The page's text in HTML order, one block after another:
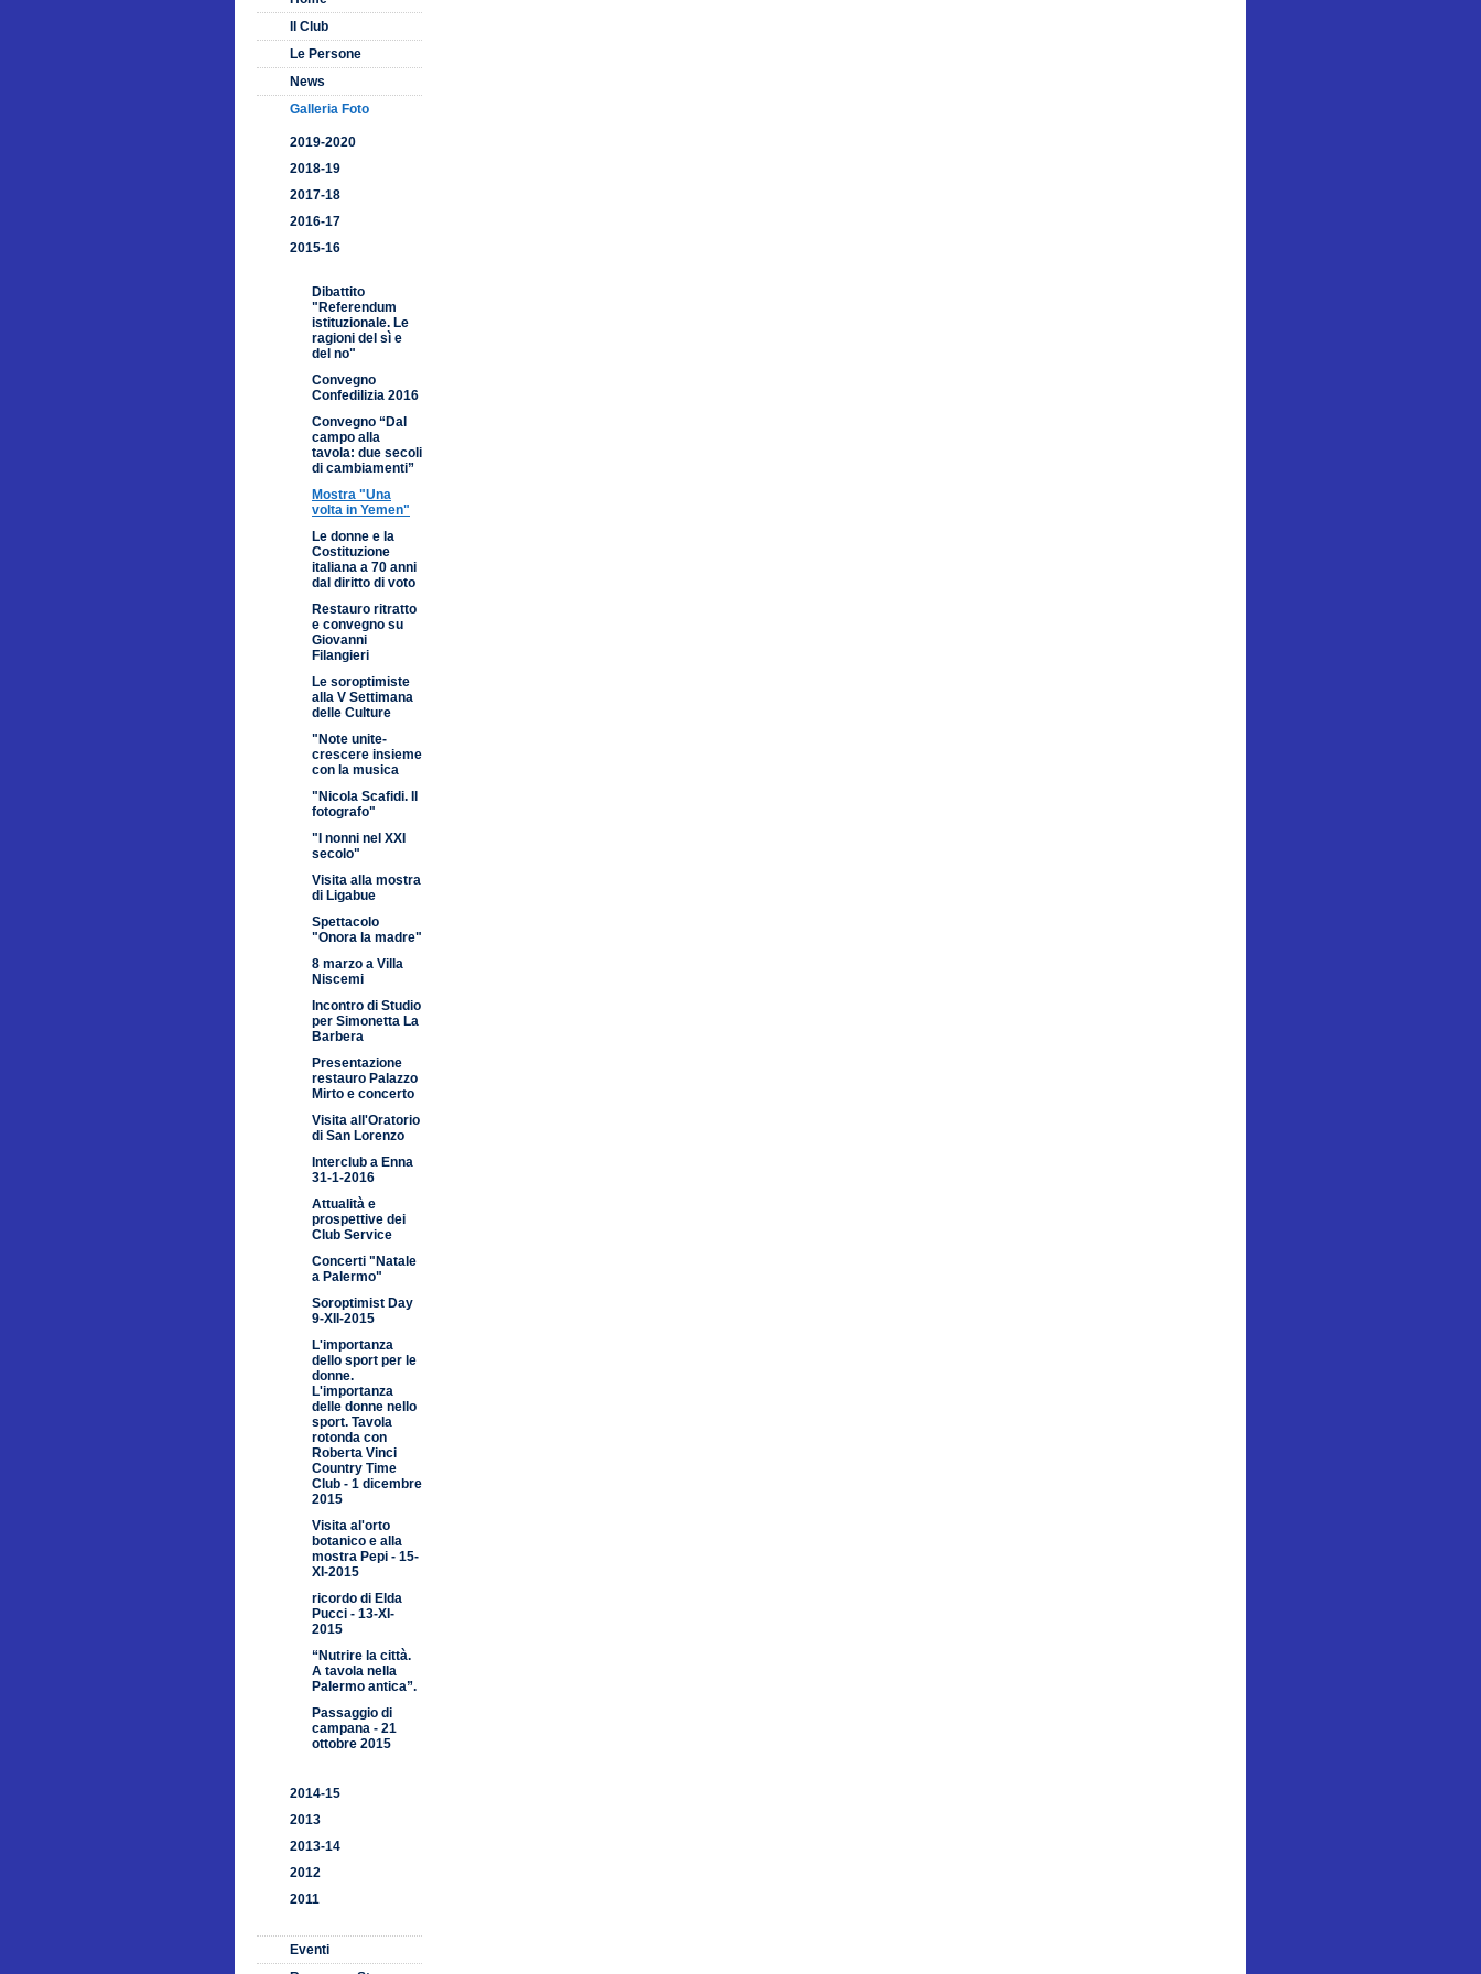
Il Club
Le Persone
News
Galleria Foto
2019-2020
2018-19
2017-18
2016-17
2015-16
Dibattito
"Referendum
istituzionale. Le
ragioni del sì e
del no"
Convegno
Confedilizia 2016
Convegno “Dal
campo alla
tavola: due secoli
di cambiamenti”
Mostra "Una
volta in Yemen"
Le donne e la
Costituzione
italiana a 70 anni
dal diritto di voto
Restauro ritratto
e convegno su
Giovanni
Filangieri
Le soroptimiste
alla V Settimana
delle Culture
"Note unite-
crescere insieme
con la musica
"Nicola Scafidi. Il
fotografo"
"I nonni nel XXI
secolo"
Visita alla mostra
di Ligabue
Spettacolo
"Onora la madre"
8 marzo a Villa
Niscemi
Incontro di Studio
per Simonetta La
Barbera
Presentazione
restauro Palazzo
Mirto e concerto
Visita all'Oratorio
di San Lorenzo
Interclub a Enna
31-1-2016
Attualità e
prospettive dei
Club Service
Concerti "Natale
a Palermo"
Soroptimist Day
9-XII-2015
L'importanza
dello sport per le
donne.
L'importanza
delle donne nello
sport. Tavola
rotonda con
Roberta Vinci
Country Time
Club - 1 dicembre
2015
Visita al'orto
botanico e alla
mostra Pepi - 15-
XI-2015
ricordo di Elda
Pucci - 13-XI-
2015
“Nutrire la città.
A tavola nella
Palermo antica”.
Passaggio di
campana - 21
ottobre 2015
2014-15
2013
2013-14
2012
2011
Eventi